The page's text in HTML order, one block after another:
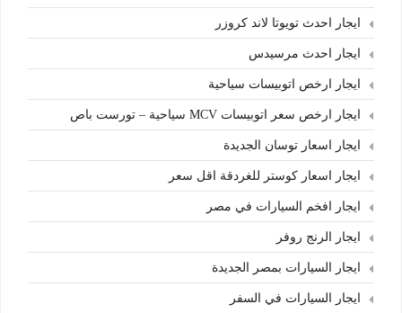
ايجار احدث تويوتا لاند كروزر
ايجار احدث مرسيدس
ايجار ارخص اتوبيسات سياحية
ايجار ارخص سعر اتوبيسات MCV سياحية – تورست باص
ايجار اسعار توسان الجديدة
ايجار اسعار كوستر للغردقة اقل سعر
ايجار افخم السيارات في مصر
ايجار الرنج روفر
ايجار السيارات بمصر الجديدة
ايجار السيارات في السفر